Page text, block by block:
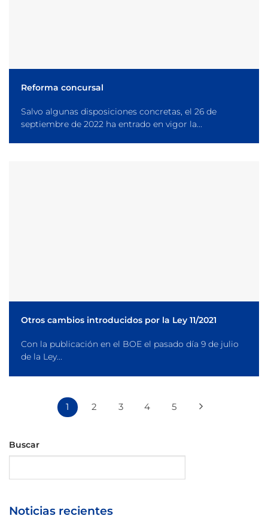
Reforma concursal
Salvo algunas disposiciones concretas, el 26 de
septiembre de 2022 ha entrado en vigor la...
Otros cambios introducidos por la Ley 11/2021
Con la publicación en el BOE el pasado día 9 de julio
de la Ley...
1 2 3 4 5
Buscar
Noticias recientes